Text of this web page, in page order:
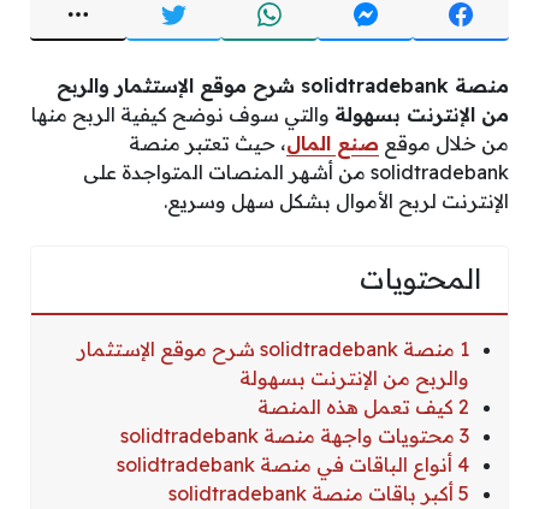
منصة solidtradebank شرح موقع الإستثمار والربح
من الإنترنت بسهولة والتي سوف نوضح كيفية الربح منها
من خلال موقع صنع المال، حيث تعتبر منصة
solidtradebank من أشهر المنصات المتواجدة على
الإنترنت لربح الأموال بشكل سهل وسريع.
المحتويات
1 منصة solidtradebank شرح موقع الإستثمار
والربح من الإنترنت بسهولة
2 كيف تعمل هذه المنصة
3 محتويات واجهة منصة solidtradebank
4 أنواع الباقات في منصة solidtradebank
5 أكبر باقات منصة solidtradebank